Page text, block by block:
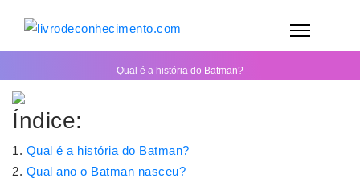
Qual é a história do Batman?
Índice:
Qual é a história do Batman?
Qual ano o Batman nasceu?